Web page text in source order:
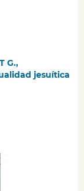
G.,
jesuítica